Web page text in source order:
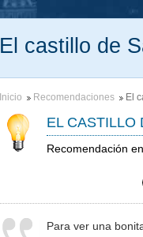
El castillo de
Inicio Recomendaciones El
EL CASTILLO
Recomendación
Para ver una